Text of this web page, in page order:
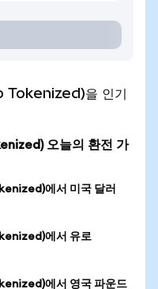
을 인기
오늘의 환전 가
에서 미국 달러
에서 유로
에서 영국 파운드